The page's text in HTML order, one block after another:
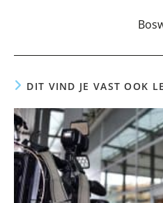
DIT VIND JE VAST OOK